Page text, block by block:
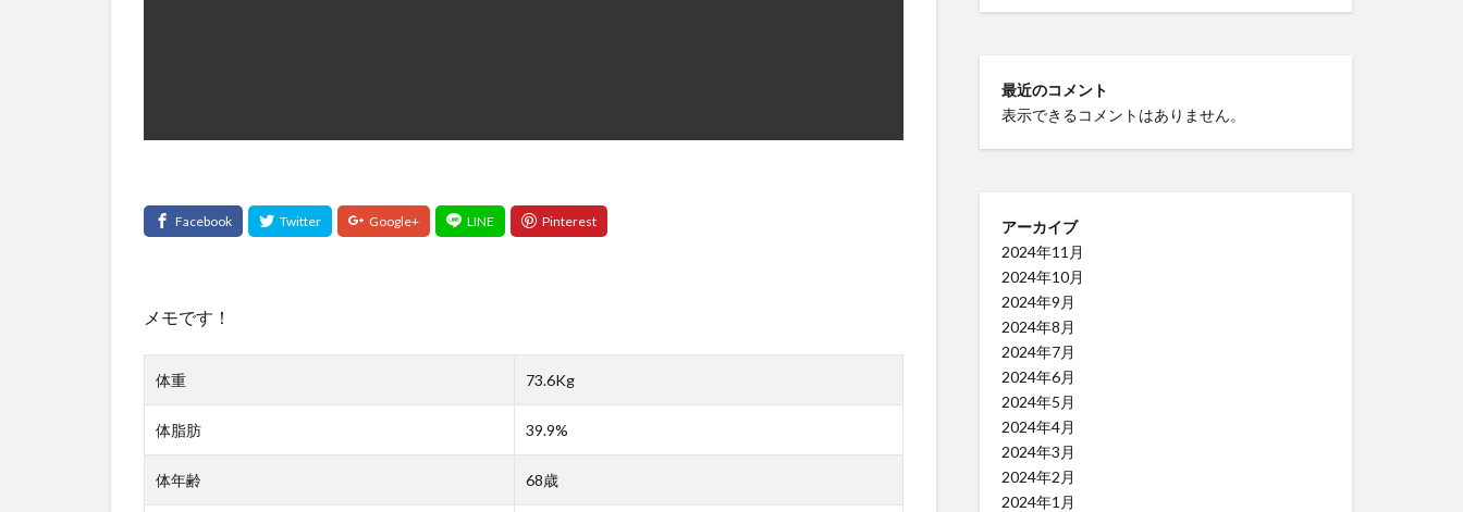
メモです！
体重 73.6Kg
体脂肪 39.9%
体年齢 68歳
最近のコメント
表示できるコメントはありません。
アーカイブ
2024年11月
2024年10月
2024年9月
2024年8月
2024年7月
2024年6月
2024年5月
2024年4月
2024年3月
2024年2月
2024年1月